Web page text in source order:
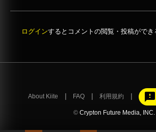
ログインするとコメントの閲覧・投稿ができ
About Kiite FAQ 利用規約 feedback
© Crypton Future Media, INC.